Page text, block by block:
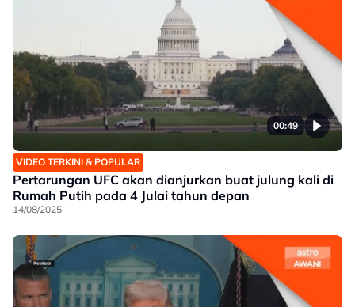
00:49
VIDEO TERKINI & POPULAR
Pertarungan UFC akan dianjurkan buat julung kali di
Rumah Putih pada 4 Julai tahun depan
14/08/2025